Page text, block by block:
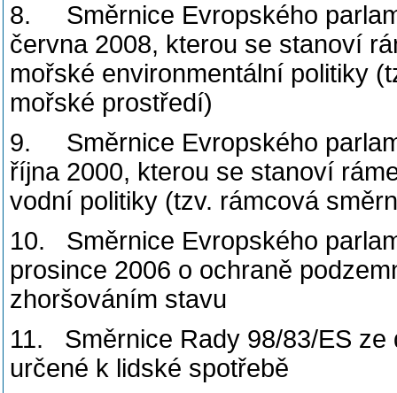
8. Směrnice Evropského
června 2008, kterou se stanoví
mořské environmentální politiky
mořské prostředí)
9. Směrnice Evropského
října 2000, kterou se stanoví
vodní politiky (tzv. rámcová
10. Směrnice Evropského
prosince 2006 o ochraně
zhoršováním stavu
11. Směrnice Rady 98/83/ES ze
určené k lidské spotřebě